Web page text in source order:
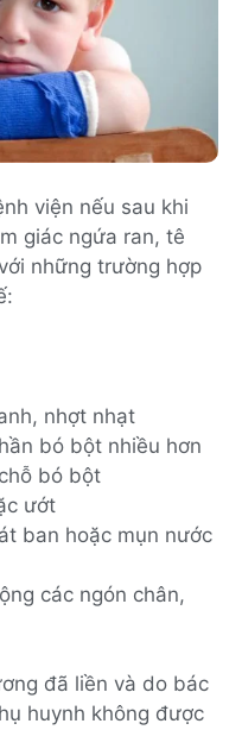
viện nếu sau khi
giác ngứa ran, tê
những trường hợp
nhợt nhạt
bó bột nhiều hơn
bó bột
ướt
ban hoặc mụn nước
các ngón chân,
đã liền và do bác
huynh không được